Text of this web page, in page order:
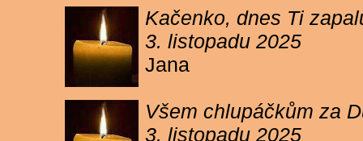
Kačenko, dnes Ti
3. listopadu 2025
Jana
Všem chlupáčkům za
3. listopadu 2025